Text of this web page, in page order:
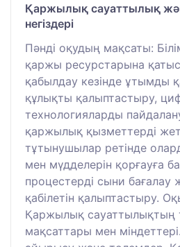
Қаржылық сауаттылық
негіздері
Пәнді оқудың мақсаты:
қаржы ресурстарына
қабылдау кезінде ұтымды
құлықты қалыптастыру,
технологияларды
қаржылық қызметтерді
тұтынушылар ретінде
мен мүдделерін қорғауға
процестерді сыни бағалау
қабілетін қалыптастыру.
Қаржылық сауаттылықтың
мақсаттары мен